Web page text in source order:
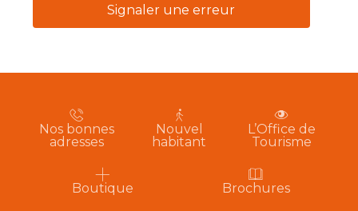
Signaler une erreur
Nos bonnes
adresses
Nouvel
habitant
L’Office de
Tourisme
Boutique Brochures